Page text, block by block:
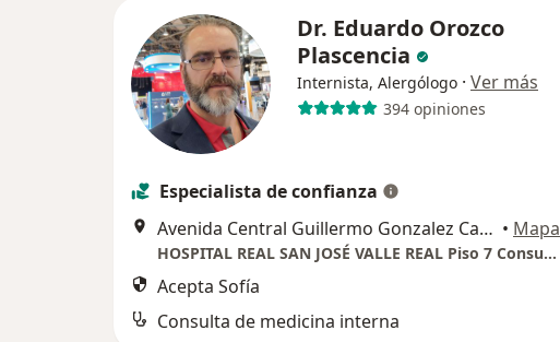
Dr. Eduardo Orozco
Plascencia
Internista, Alergólogo · Ver más
394 opiniones
Especialista de confianza
Avenida Central Guillermo Gonzalez Camarena 911, Zapopan • Mapa
HOSPITAL REAL SAN JOSÉ VALLE REAL Piso 7 Consultorio 12A
Acepta Sofía
Consulta de medicina interna